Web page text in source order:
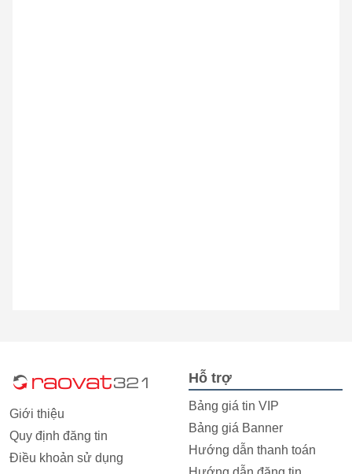
Giới thiệu
Quy định đăng tin
Điều khoản sử dụng
Hỗ trợ
Bảng giá tin VIP
Bảng giá Banner
Hướng dẫn thanh toán